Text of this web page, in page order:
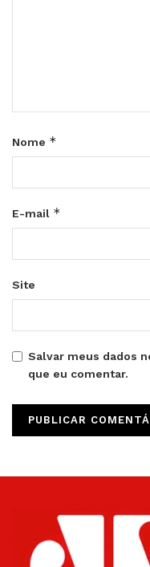
Nome *
E-mail *
Site
Salvar meus dados
que eu comentar.